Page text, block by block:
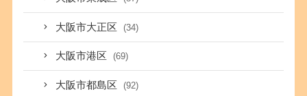
大阪市大正区 (34)
大阪市港区 (69)
大阪市都島区 (92)